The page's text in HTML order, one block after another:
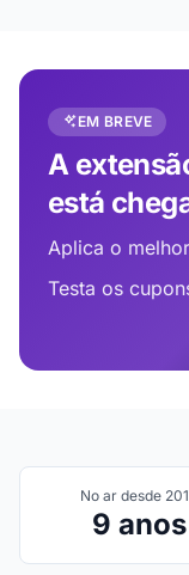
EM BREVE
A
está
Aplica o
Testa os
No ar desde
9 anos